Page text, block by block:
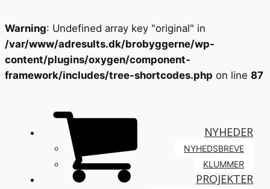
Warning: Undefined array key "original" in
/var/www/adresults.dk/brobyggerne/wp-
content/plugins/oxygen/component-
framework/includes/tree-shortcodes.php on line 87
NYHEDER
NYHEDSBREVE
KLUMMER
PROJEKTER